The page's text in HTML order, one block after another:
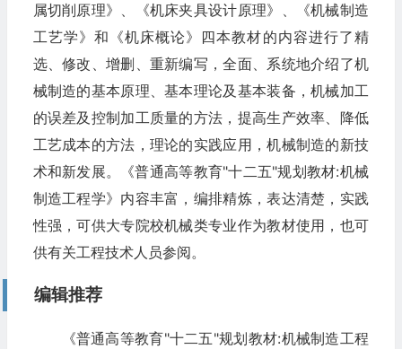
属切削原理》、《机床夹具设计原理》、《机械制造
工艺学》和《机床概论》四本教材的内容进行了精
选、修改、增删、重新编写，全面、系统地介绍了机
械制造的基本原理、基本理论及基本装备，机械加工
的误差及控制加工质量的方法，提高生产效率、降低
工艺成本的方法，理论的实践应用，机械制造的新技
术和新发展。《普通高等教育"十二五"规划教材:机械
制造工程学》内容丰富，编排精炼，表达清楚，实践
性强，可供大专院校机械类专业作为教材使用，也可
供有关工程技术人员参阅。
编辑推荐
《普通高等教育"十二五"规划教材:机械制造工程